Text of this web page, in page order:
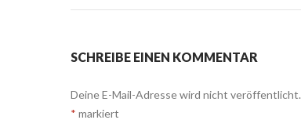
SCHREIBE EINEN KOMMENTAR
Deine E-Mail-Adresse wird nicht veröffentlicht.
* markiert